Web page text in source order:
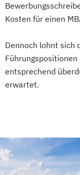
Kosten für einen
Dennoch lohnt sich
entsprechend
erwartet.